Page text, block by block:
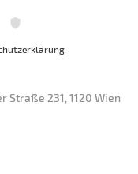
Straße 231, 1120 Wien